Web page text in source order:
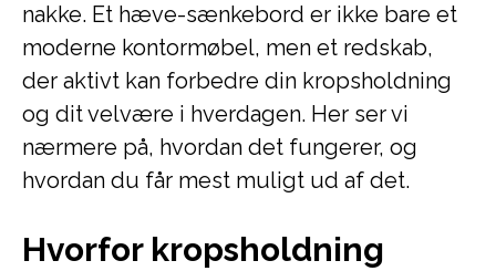
nakke. Et hæve-sænkebord er ikke bare et
moderne kontormøbel, men et redskab,
der aktivt kan forbedre din kropsholdning
og dit velvære i hverdagen. Her ser vi
nærmere på, hvordan det fungerer, og
hvordan du får mest muligt ud af det.
Hvorfor kropsholdning